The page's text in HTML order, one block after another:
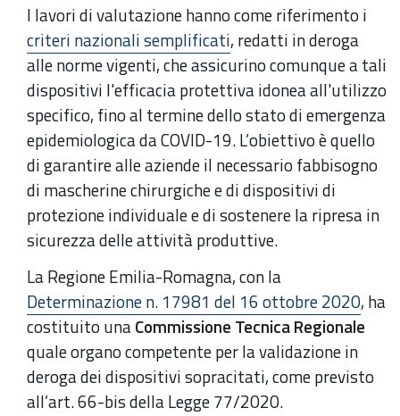
I lavori di valutazione hanno come riferimento i
criteri nazionali semplificati, redatti in deroga
alle norme vigenti, che assicurino comunque a tali
dispositivi l'efficacia protettiva idonea all'utilizzo
specifico, fino al termine dello stato di emergenza
epidemiologica da COVID-19. L’obiettivo è quello
di garantire alle aziende il necessario fabbisogno
di mascherine chirurgiche e di dispositivi di
protezione individuale e di sostenere la ripresa in
sicurezza delle attività produttive.
La Regione Emilia-Romagna, con la
Determinazione n. 17981 del 16 ottobre 2020, ha
costituito unaCommissione Tecnica Regionale
quale organo competente per la validazione in
deroga dei dispositivi sopracitati, come previsto
all’art. 66-bis della Legge 77/2020.